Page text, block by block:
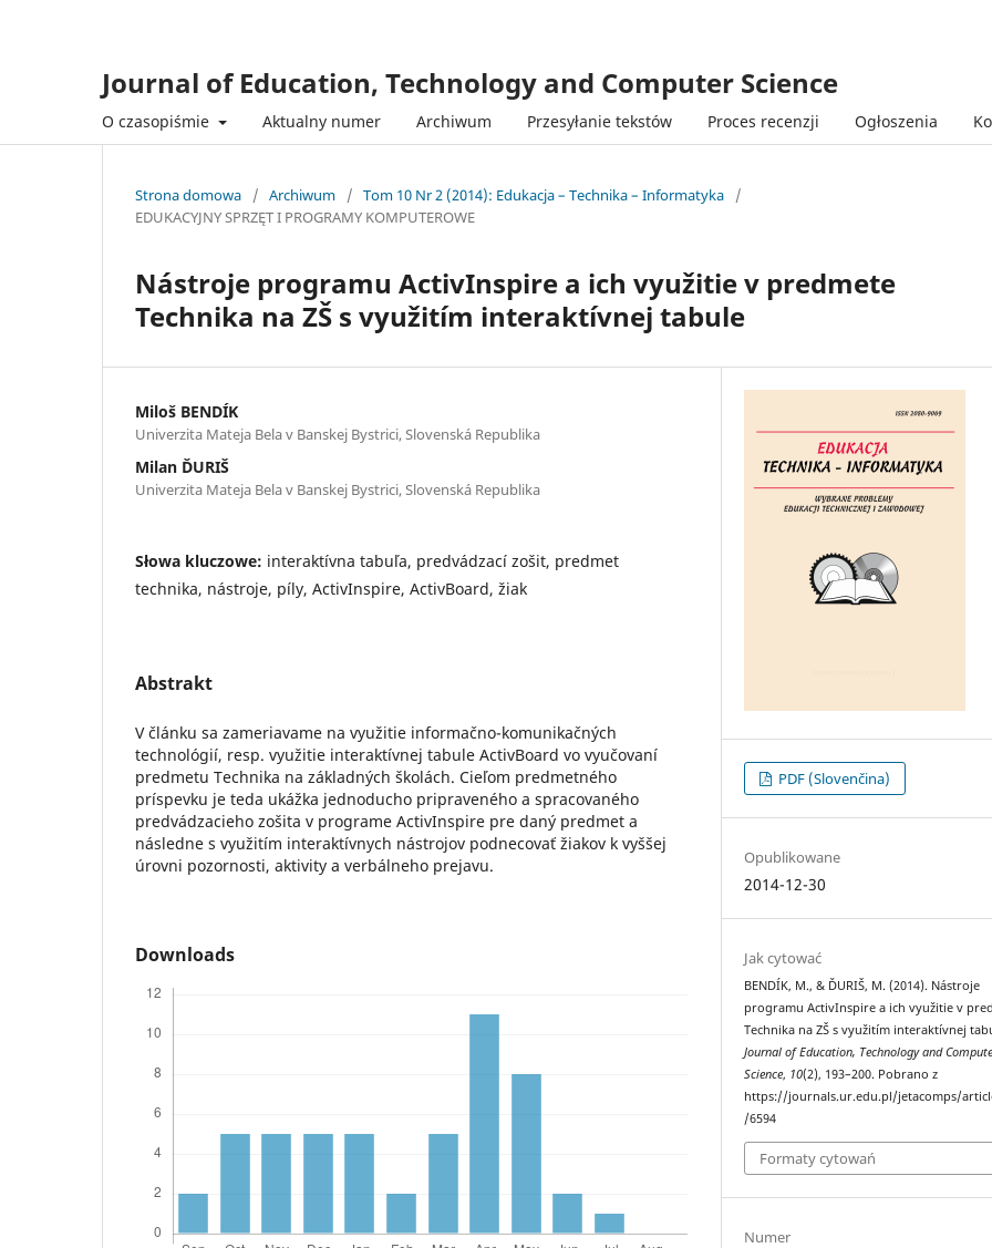
Journal of Education, Technology and Computer Science
O czasopiśmie Aktualny numer Archiwum Przesyłanie tekstów Proces recenzji Ogłoszenia
Strona domowa / Archiwum / Tom 10 Nr 2 (2014): Edukacja – Technika – Informatyka
/
EDUKACYJNY SPRZĘT I PROGRAMY KOMPUTEROWE
Nástroje programu ActivInspire a ich využitie v predmete
Technika na ZŠ s využitím interaktívnej tabule
Miloš BENDÍK
Univerzita Mateja Bela v Banskej Bystrici, Slovenská Republika
Milan ĎURIŠ
Univerzita Mateja Bela v Banskej Bystrici, Slovenská Republika
Słowa kluczowe: interaktívna tabuľa, predvádzací zošit, predmet
technika, nástroje, píly, ActivInspire, ActivBoard, žiak
Abstrakt
V článku sa zameriavame na využitie informačno-komunikačných
technológií, resp. využitie interaktívnej tabule ActivBoard vo vyučovaní
predmetu Technika na základných školách. Cieľom predmetného
príspevku je teda ukážka jednoducho pripraveného a spracovaného
predvádzacieho zošita v programe ActivInspire pre daný predmet a
následne s využitím interaktívnych nástrojov podnecovať žiakov k vyššej
úrovni pozornosti, aktivity a verbálneho prejavu.
Downloads
PDF (Slovenčina)
Opublikowane
2014-12-30
Jak cytować
BENDÍK, M., & ĎURIŠ, M. (2014). Nástroje
programu ActivInspire a ich využitie v
Technika na ZŠ s využitím interaktívnej
Journal of Education, Technology and
Science, 10(2), 193–200. Pobrano z
https://journals.ur.edu.pl/jetacomps/
/6594
Formaty cytowań
Numer